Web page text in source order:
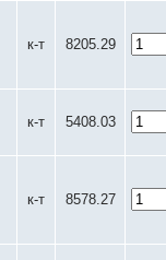
к-т 8205.29
к-т 5408.03
к-т 8578.27